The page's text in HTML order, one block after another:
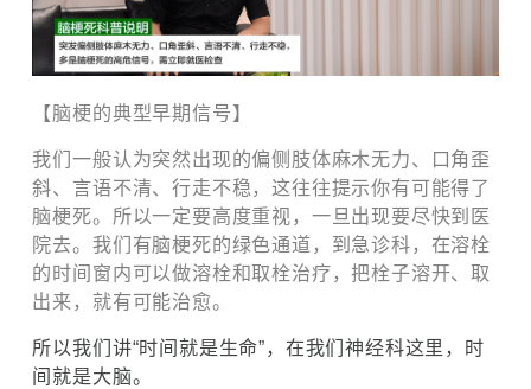
【脑梗的典型早期信号】
我们一般认为突然出现的偏侧肢体麻木无力、口角歪
斜、言语不清、行走不稳，这往往提示你有可能得了
脑梗死。所以一定要高度重视，一旦出现要尽快到医
院去。我们有脑梗死的绿色通道，到急诊科，在溶栓
的时间窗内可以做溶栓和取栓治疗，把栓子溶开、取
出来，就有可能治愈。
所以我们讲“时间就是生命”，在我们神经科这里，时
间就是大脑。